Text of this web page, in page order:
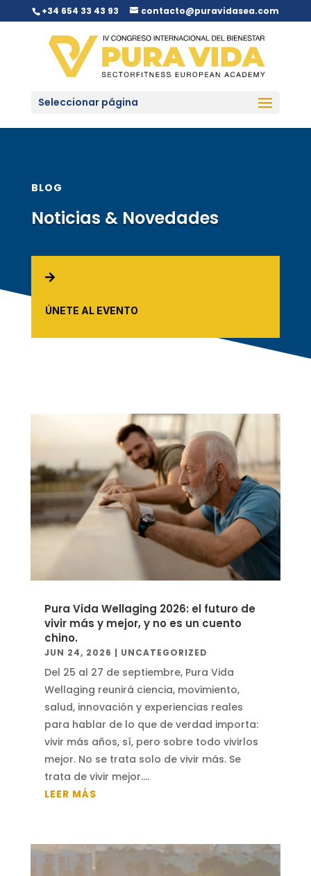
+34 654 33 43 93 contacto@puravidasea.com
Seleccionar página
BLOG
Noticias & Novedades

ÚNETE AL EVENTO
Pura Vida Wellaging 2026: el futuro de
vivir más y mejor, y no es un cuento
chino.
JUN 24, 2026 | UNCATEGORIZED
Del 25 al 27 de septiembre, Pura Vida
Wellaging reunirá ciencia, movimiento,
salud, innovación y experiencias reales
para hablar de lo que de verdad importa:
vivir más años, sí, pero sobre todo vivirlos
mejor. No se trata solo de vivir más. Se
trata de vivir mejor....
LEER MÁS